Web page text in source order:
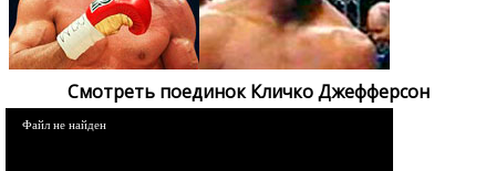
Смотреть поединок Кличко Джефферсон
Файл не найден